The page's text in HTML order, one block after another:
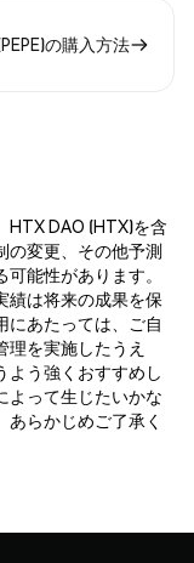
の購入方法
HTX DAO (HTX)を含
の変更、その他予測
能性があります。
績は将来の成果を保
にあたっては、ご自
を実施したうえ
う強くおすすめし
よって生じたいかな
らかじめご了承く